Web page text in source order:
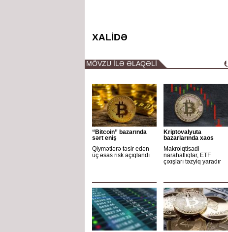
XALİDƏ
MÖVZU İLƏ ƏLAQƏLİ
“Bitcoin” bazarında
sərt eniş
Qiymətlərə təsir edən
üç əsas risk açıqlandı
Kriptovalyuta
bazarlarında xaos
Makroiqtisadi
narahatlıqlar, ETF
çıxışları təzyiq yaradır